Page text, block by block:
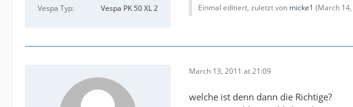
Vespa Typ
Vespa PK 50 XL 2 Einmal editiert, zuletzt von micke1 (March
March 13, 2011 at 21:09
welche ist denn dann die Richtige?